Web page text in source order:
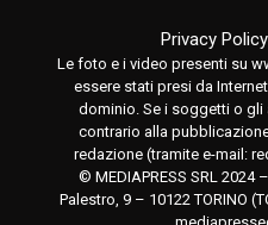
Privacy Policy
Le foto e i video presenti su
essere stati presi da
dominio. Se i soggetti o gli
contrario alla
redazione (tramite e-mail:
© MEDIAPRESS SRL 2024
Palestro, 9 – 10122 TORINO